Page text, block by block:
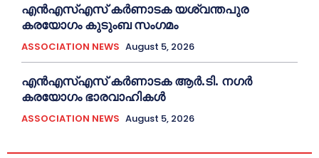
എൻഎസ്എസ് കര്‍ണാടക യശ്വന്തപുര
കരയോഗം കുടുംബ സംഗമം
ASSOCIATION NEWS August 5, 2026
എൻഎസ്എസ് കര്‍ണാടക ആർ.ടി. നഗർ
കരയോഗം ഭാരവാഹികള്‍
ASSOCIATION NEWS August 5, 2026